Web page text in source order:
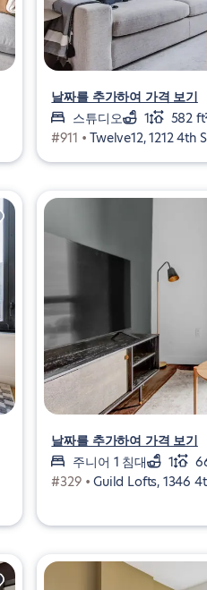
날짜를 추가하여 가격 보기
스튜디오
1
582
#911 •Twelve12, 1212 4th
날짜를 추가하여 가격 보기
주니어 1 침대
1
#329 •Guild Lofts, 1346